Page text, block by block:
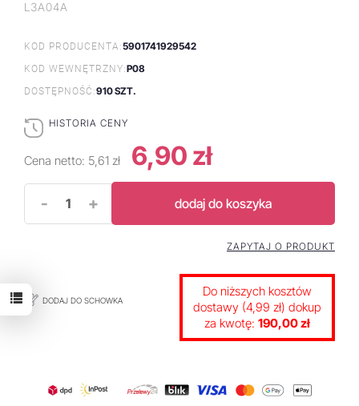
L3A04A
KOD PRODUCENTA:5901741929542
KOD WEWNĘTRZNY:P08
DOSTĘPNOŚĆ:910 SZT.
HISTORIA CENY
Cena netto: 5,61 zł 6,90 zł
- + dodaj do koszyka
DODAJ DO SCHOWKA
ZAPYTAJ O PRODUKT
Do niższych kosztów
dostawy (4,99 zł) dokup
za kwotę: 190,00 zł